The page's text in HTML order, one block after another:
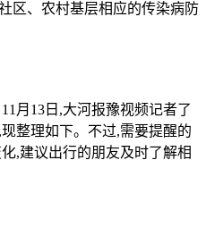
区、农村基层相应的传染病防
月13日,大河报豫视频记者了
整理如下。不过,需要提醒的
,建议出行的朋友及时了解相